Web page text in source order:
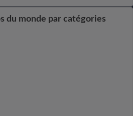
du monde par catégories